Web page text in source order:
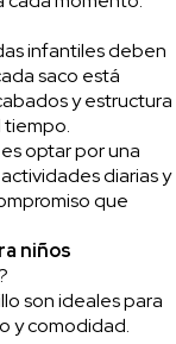
infantiles deben
saco está
y estructura
tiempo.
optar por una
diarias y
que
niños
son ideales para
y comodidad.